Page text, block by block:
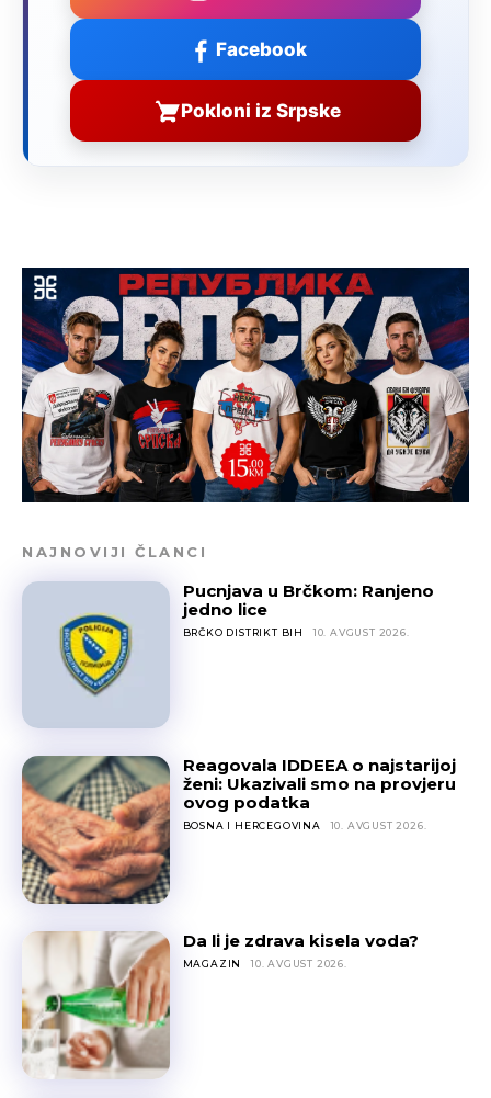
Facebook
Pokloni iz Srpske
NAJNOVIJI ČLANCI
Pucnjava u Brčkom: Ranjeno
jedno lice
BRČKO DISTRIKT BIH 10. AVGUST 2026.
Reagovala IDDEEA o najstarijoj
ženi: Ukazivali smo na provjeru
ovog podatka
BOSNA I HERCEGOVINA 10. AVGUST 2026.
Da li je zdrava kisela voda?
MAGAZIN 10. AVGUST 2026.